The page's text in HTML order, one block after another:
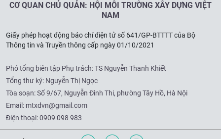
CƠ QUAN CHỦ QUẢN: HỘI MÔI TRƯỜNG XÂY DỰNG VIỆT
NAM
Giấy phép hoạt động báo chí điện tử số 641/GP-BTTTT của Bộ
Thông tin và Truyền thông cấp ngày 01/10/2021
Phó tổng biên tập Phụ trách: TS Nguyễn Thanh Khiết
Tổng thư ký: Nguyễn Thị Ngọc
Tòa soạn:Số 9/67, Nguyễn Đình Thi, phường Tây Hồ, Hà Nội
Email: mtxdvn@gmail.com
Điện thoại:0909 098 983